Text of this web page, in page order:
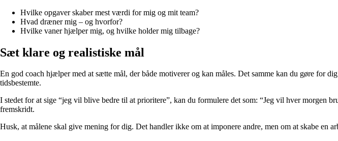
Hvilke opgaver skaber mest værdi for mig og mit team?
Hvad dræner mig – og hvorfor?
Hvilke vaner hjælper mig, og hvilke holder mig tilbage?
Sæt klare og realistiske mål
En god coach hjælper med at sætte mål, der både motiverer og kan måles. Det samme kan du gøre for
tidsbestemte.
I stedet for at sige “jeg vil blive bedre til at prioritere”, kan du formulere det som: “Jeg vil hver morgen
fremskridt.
Husk, at målene skal give mening for dig. Det handler ikke om at imponere andre, men om at skabe en